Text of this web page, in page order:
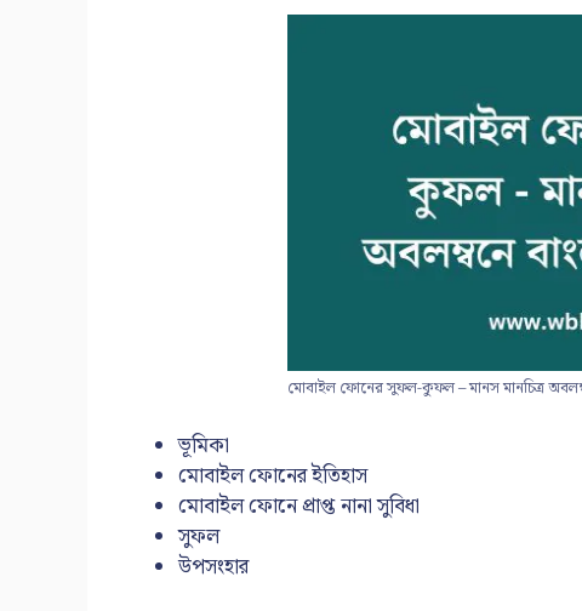
মোবাইল ফোনের সুফল-কুফল – মানস মানচিত্র
ভূমিকা
মোবাইল ফোনের ইতিহাস
মোবাইল ফোনে প্রাপ্ত নানা সুবিধা
সুফল
উপসংহার